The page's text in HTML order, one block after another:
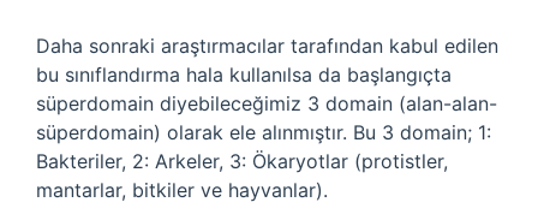
Daha sonraki araştırmacılar tarafından kabul edilen
bu sınıflandırma hala kullanılsa da başlangıçta
süperdomain diyebileceğimiz 3 domain (alan-alan-
süperdomain) olarak ele alınmıştır. Bu 3 domain; 1:
Bakteriler, 2: Arkeler, 3: Ökaryotlar (protistler,
mantarlar, bitkiler ve hayvanlar).